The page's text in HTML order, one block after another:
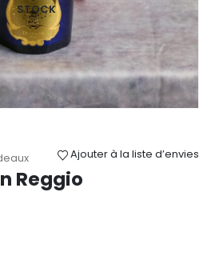
STOCK
Ajouter à la liste d’envies
Reggio